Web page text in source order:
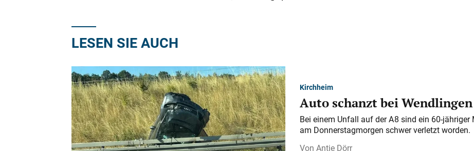
LESEN SIE AUCH
Kirchheim
Auto schanzt bei
Bei einem Unfall auf der A 8 sind ein 60-
am Donnerstagmorgen schwer verletzt worden.
Antje Dörr